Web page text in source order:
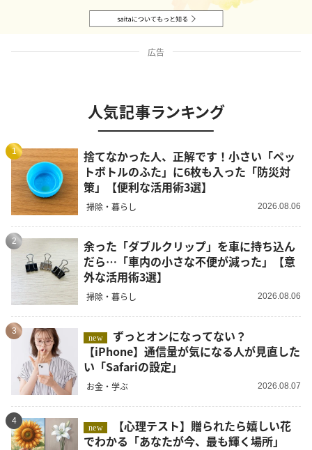
広告
人気記事ランキング
1
捨てなかった人、正解です！小さい「ペッ
トボトルのふた」に6枚も入った「防災対
策」【便利な活用術3選】
掃除・暮らし 2026.08.06
2
余った「ダブルクリップ」を車に持ち込ん
だら…「車内の小さな不便が減った」【意
外な活用術3選】
掃除・暮らし 2026.08.06
3
new
【iPhone】通信量が気になる人が見直した
い「Safariの設定」
お金・学ぶ 2026.08.07
4
new
でわかる「あなたが今、最も輝く場所」